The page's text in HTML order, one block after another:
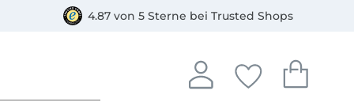
4.87 von 5 Sterne bei Trusted Shops
Anmelden
In deinem Konto
Deine
Du hast keine
Dein
Du hast